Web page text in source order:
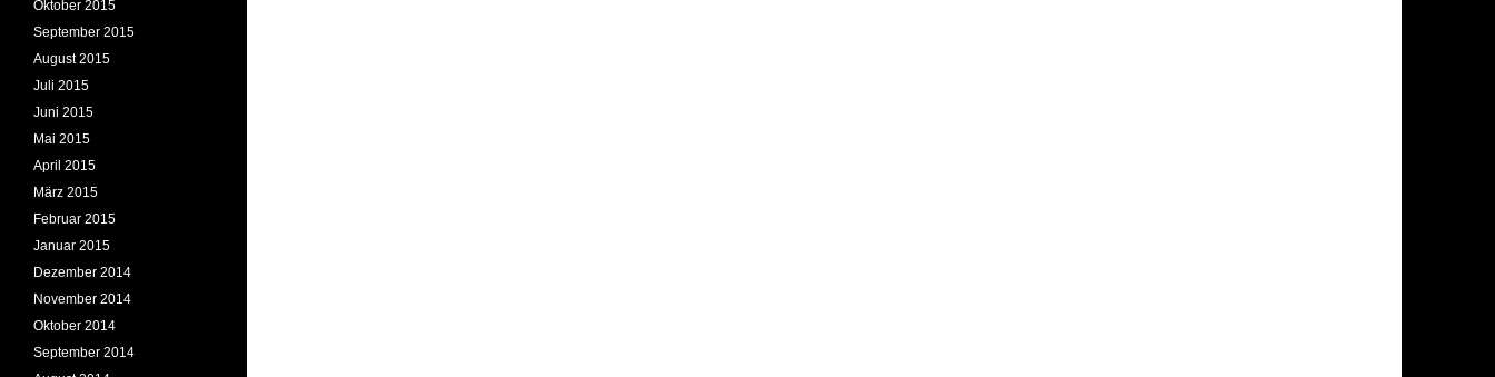
Oktober 2015
September 2015
August 2015
Juli 2015
Juni 2015
Mai 2015
April 2015
März 2015
Februar 2015
Januar 2015
Dezember 2014
November 2014
Oktober 2014
September 2014